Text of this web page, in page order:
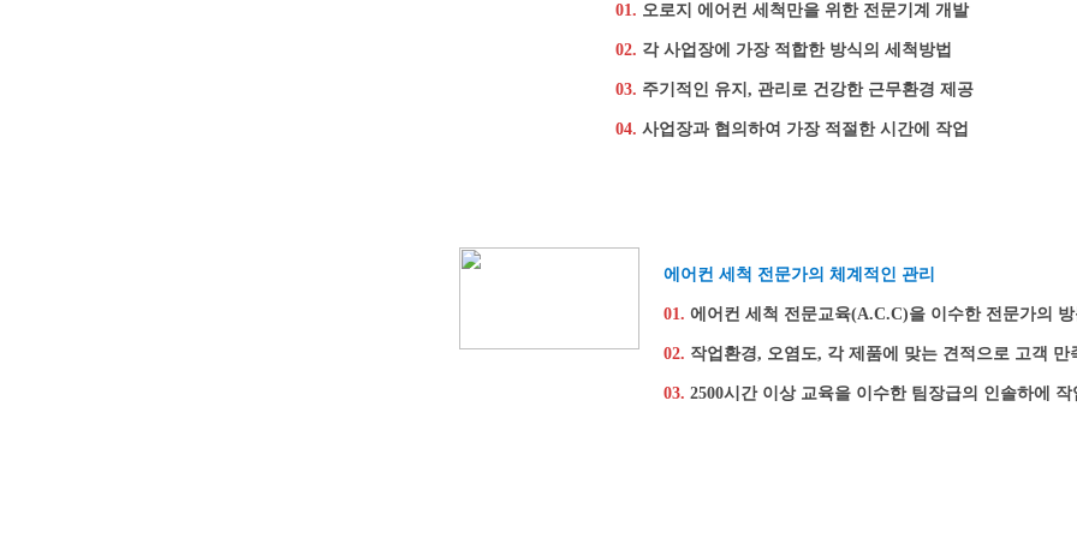
01. 오 로지 에어컨 세척만을 위한 전문기계 개발
02. 각 사업장에 가장 적합한 방식의 세척방법
03. 주기적인 유지, 관리로 건강한 근무환경 제공
04. 사업장과 협의하여 가장 적절한 시간에 작업
에어컨 세척 전문가의 체계적인 관리
01. 에어컨 세척 전문교육(A.C.C)을 이수한 전문가의
02. 작업환경, 오염도, 각 제품에 맞는 견적으로 고객 만
03. 2500시간 이상 교육을 이수한 팀장급의 인솔하에 작